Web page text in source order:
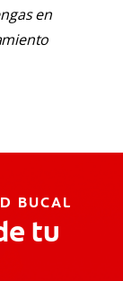
en
BUCAL
tu